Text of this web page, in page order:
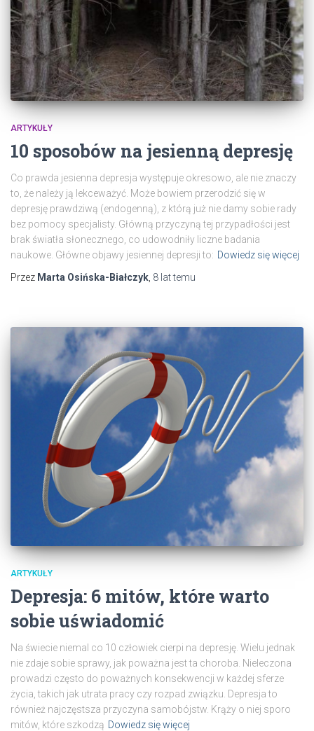
ARTYKUŁY
10 sposobów na jesienną depresję
Co prawda jesienna depresja występuje okresowo, ale nie znaczy
to, że należy ją lekceważyć. Może bowiem przerodzić się w
depresję prawdziwą (endogenną), z którą już nie damy sobie rady
bez pomocy specjalisty. Główną przyczyną tej przypadłości jest
brak światła słonecznego, co udowodniły liczne badania
naukowe. Główne objawy jesiennej depresji to: Dowiedz się więcej
Przez Marta Osińska-Białczyk 8 lattemu
ARTYKUŁY
Depresja: 6 mitów, które warto
sobie uświadomić
Na świecie niemal co 10 człowiek cierpi na depresję. Wielu jednak
nie zdaje sobie sprawy, jak poważna jest ta choroba. Nieleczona
prowadzi często do poważnych konsekwencji w każdej sferze
życia, takich jak utrata pracy czy rozpad związku. Depresja to
również najczęstsza przyczyna samobójstw. Krąży o niej sporo
mitów, które szkodzą Dowiedz się więcej